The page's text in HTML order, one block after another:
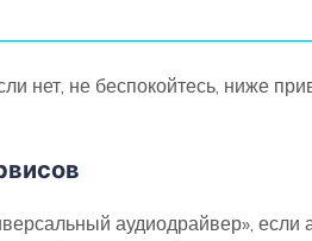
нет, не беспокойтесь, ниже
аудиодрайвер», если